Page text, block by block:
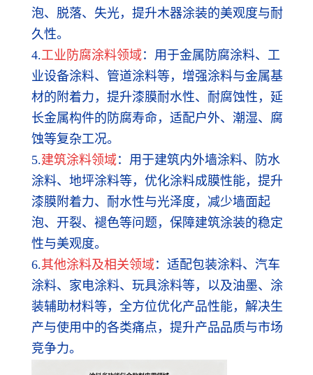
泡、脱落、失光，提升木器涂装的美观度与耐
久性。
4.工业防腐涂料领域 ：用于金属防腐涂料、工
业设备涂料、管道涂料等，增强涂料与金属基
材的附着力，提升漆膜耐水性、耐腐蚀性，延
长金属构件的防腐寿命，适配户外、潮湿、腐
蚀等复杂工况。
5.建筑涂料领域 ：用于建筑内外墙涂料、防水
涂料、地坪涂料等，优化涂料成膜性能，提升
漆膜附着力、耐水性与光泽度，减少墙面起
泡、开裂、褪色等问题，保障建筑涂装的稳定
性与美观度。
6.其他涂料及相关领域 ：适配包装涂料、汽车
涂料、家电涂料、玩具涂料等，以及油墨、涂
装辅助材料等，全方位优化产品性能，解决生
产与使用中的各类痛点，提升产品品质与市场
竞争力。